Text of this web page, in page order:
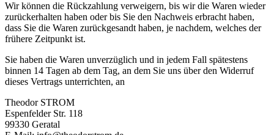
Wir können die Rückzahlung verweigern, bis wir die Waren wieder
zurückerhalten haben oder bis Sie den Nachweis erbracht haben,
dass Sie die Waren zurückgesandt haben, je nachdem, welches der
frühere Zeitpunkt ist.
Sie haben die Waren unverzüglich und in jedem Fall spätestens
binnen 14 Tagen ab dem Tag, an dem Sie uns über den Widerruf
dieses Vertrags unterrichten, an
Theodor STROM
Espenfelder Str. 118
99330 Geratal